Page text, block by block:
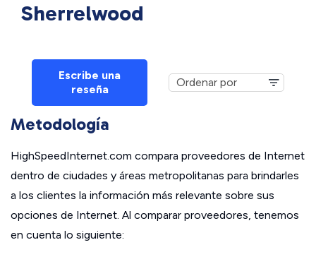
Sherrelwood
Escribe una
reseña
Metodología
HighSpeedInternet.com compara proveedores de Internet
dentro de ciudades y áreas metropolitanas para brindarles
a los clientes la información más relevante sobre sus
opciones de Internet. Al comparar proveedores, tenemos
en cuenta lo siguiente: